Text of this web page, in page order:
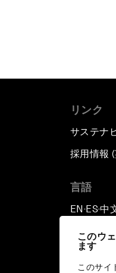
このウ
ます
このサイ
リンク
サステナ
採用情報
言語
EN ▪ES▪中